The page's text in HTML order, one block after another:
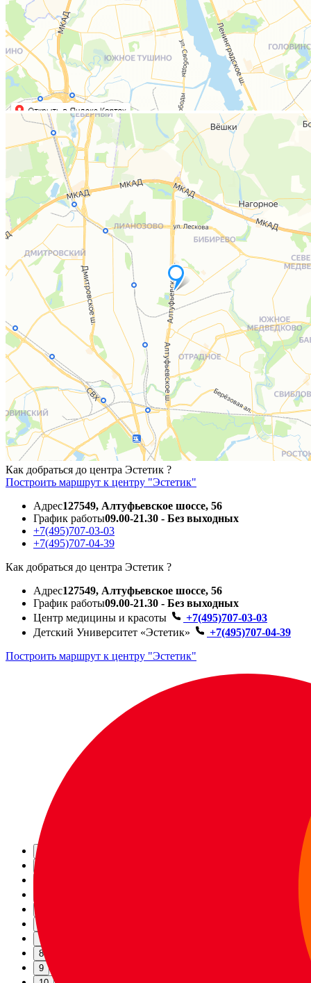
7
8
9
Как добраться до центра Эстетик ?
Построить маршрут к центру "Эстетик"
Адрес127549, Алтуфьевское шоссе, 56
График работы09.00-21.30 - Без выходных
+7(495)707-03-03
+7(495)707-04-39
Как добраться до центра Эстетик ?
Адрес127549, Алтуфьевское шоссе, 56
График работы09.00-21.30 - Без выходных
Центр медицины и красоты
+7(495)707-03-03
Детский Университет «Эстетик»
+7(495)707-04-39
Построить маршрут к центру "Эстетик"